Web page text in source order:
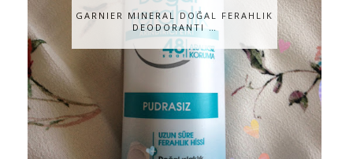
GARNIER MINERAL DOĞAL FERAHLIK
DEODORANTI …